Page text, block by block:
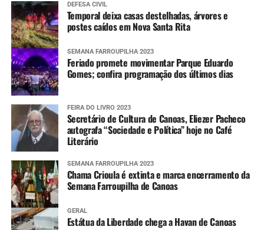
DEFESA CIVIL
Temporal deixa casas destelhadas, árvores e
postes caídos em Nova Santa Rita
SEMANA FARROUPILHA 2023
Feriado promete movimentar Parque Eduardo
Gomes; confira programação dos últimos dias
FEIRA DO LIVRO 2023
Secretário de Cultura de Canoas, Eliezer Pacheco
autografa “Sociedade e Política” hoje no Café
Literário
SEMANA FARROUPILHA 2023
Chama Crioula é extinta e marca encerramento da
Semana Farroupilha de Canoas
GERAL
Estátua da Liberdade chega a Havan de Canoas